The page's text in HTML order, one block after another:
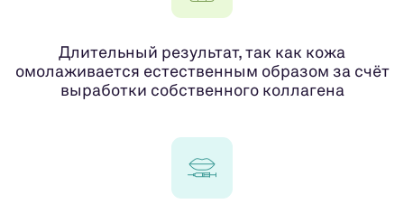
Длительный результат, так как кожа
омолаживается естественным образом за счёт
выработки собственного коллагена